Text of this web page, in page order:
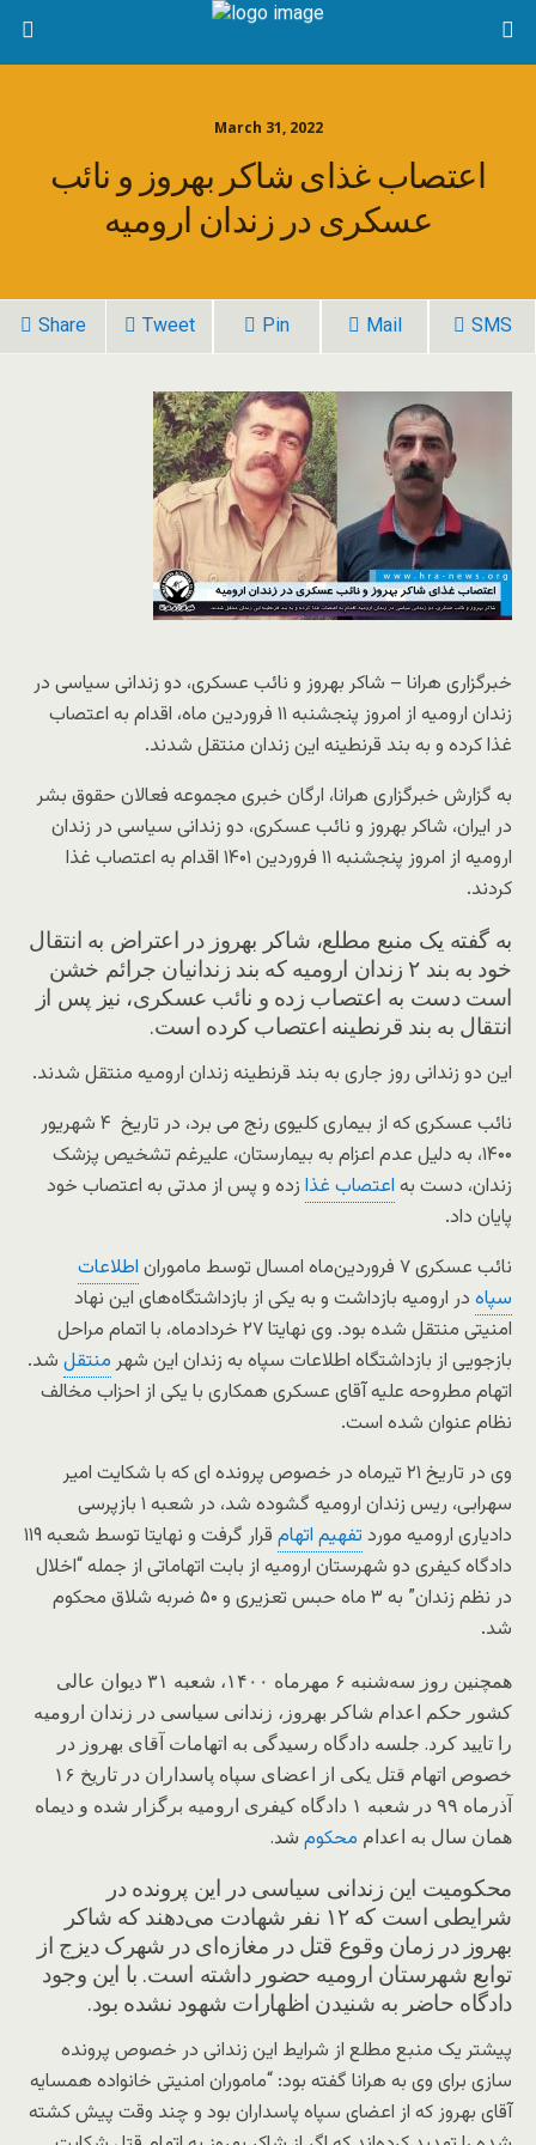
March 31, 2022
اعتصاب غذای شاکر بهروز و نائب
عسکری در زندان ارومیه
Share Tweet Pin Mail SMS
خبرگزاری هرانا – شاکر بهروز و نائب عسکری، دو زندانی سیاسی در
زندان ارومیه از امروز پنجشنبه ۱۱ فروردین ماه، اقدام به اعتصاب
غذا کرده و به بند قرنطینه این زندان منتقل شدند.
به گزارش خبرگزاری هرانا، ارگان خبری مجموعه فعالان حقوق بشر
در ایران، شاکر بهروز و نائب عسکری، دو زندانی سیاسی در زندان
ارومیه از امروز پنجشنبه ۱۱ فروردین ۱۴۰۱ اقدام به اعتصاب غذا
کردند.
به گفته یک منبع مطلع، شاکر بهروز در اعتراض به انتقال
خود به بند ۲ زندان ارومیه که بند زندانیان جرائم خشن
است دست به اعتصاب زده و نائب عسکری، نیز پس از
انتقال به بند قرنطینه اعتصاب کرده است.
این دو زندانی روز جاری به بند قرنطینه زندان ارومیه منتقل شدند.
نائب عسکری که از بیماری کلیوی رنج می برد، در تاریخ ۴ شهریور
۱۴۰۰، به دلیل عدم اعزام به بیمارستان، علیرغم تشخیص پزشک
زندان، دست به اعتصاب غذا زده و پس از مدتی به اعتصاب خود
پایان داد.
نائب عسکری ۷ فروردین‌ماه امسال توسط ماموران
اطلاعات
سپاه در ارومیه بازداشت و به یکی از بازداشتگاه‌های این نهاد
امنیتی منتقل شده بود. وی نهایتا ۲۷ خردادماه، با اتمام مراحل
بازجویی از بازداشتگاه اطلاعات سپاه به زندان این شهرمنتقل شد.
اتهام مطروحه علیه آقای عسکری همکاری با یکی از احزاب مخالف
نظام عنوان شده است.
وی در تاریخ ۲۱ تیرماه در خصوص پرونده ای که با شکایت امیر
سهرابی، ریس زندان ارومیه گشوده شد، در شعبه ۱ بازپرسی
دادیاری ارومیه مورد تفهیم اتهام
قرار گرفت و نهایتا توسط شعبه ۱۱۹
دادگاه کیفری دو شهرستان ارومیه از بابت اتهاماتی از جمله “اخلال
در نظم زندان” به ۳ ماه حبس تعزیری و ۵۰ ضربه شلاق محکوم
شد.
همچنین روز سه‌شنبه ۶ مهرماه ۱۴۰۰، شعبه ۳۱ دیوان عالی
کشور حکم اعدام شاکر بهروز، زندانی سیاسی در زندان ارومیه
را تایید کرد. جلسه دادگاه رسیدگی به اتهامات آقای بهروز در
خصوص اتهام قتل یکی از اعضای سپاه پاسداران در تاریخ ۱۶
آذرماه ۹۹ در شعبه ۱ دادگاه کیفری ارومیه برگزار شده و دیماه
همان سال به اعدام محکوم شد.
محکومیت این زندانی سیاسی در این پرونده در
شرایطی است که ۱۲ نفر شهادت می‌دهند که شاکر
بهروز در زمان وقوع قتل در مغازه‌ای در شهرک دیزج از
توابع شهرستان ارومیه حضور داشته است. با این وجود
دادگاه حاضر به شنیدن اظهارات شهود نشده بود.
پیشتر یک منبع مطلع از شرایط این زندانی در خصوص پرونده
سازی برای وی به هرانا گفته بود: “ماموران امنیتی خانواده همسایه
آقای بهروز که از اعضای سپاه پاسداران بود و چند وقت پیش کشته